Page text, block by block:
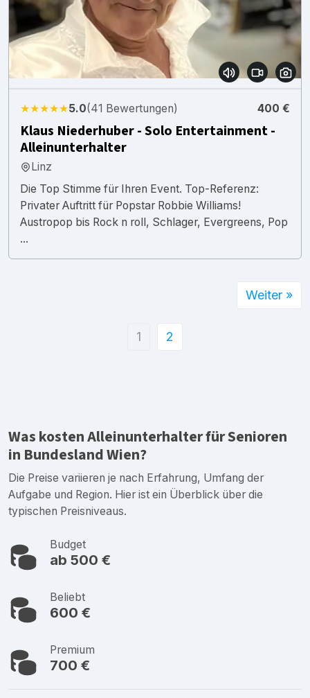
★★★★★5.0(41 Bewertungen) 400 €
Klaus Niederhuber - Solo Entertainment -
Alleinunterhalter
Linz
Die Top Stimme für Ihren Event. Top-Referenz:
Privater Auftritt für Popstar Robbie Williams!
Austropop bis Rock n roll, Schlager, Evergreens, Pop
...
1 2
Weiter »
Was kosten Alleinunterhalter für Senioren
in Bundesland Wien?
Die Preise variieren je nach Erfahrung, Umfang der
Aufgabe und Region. Hier ist ein Überblick über die
typischen Preisniveaus.
Budget
ab 500 €
Beliebt
600 €
Premium
700 €